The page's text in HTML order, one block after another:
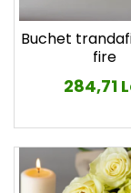
Buchet
fire
284,71